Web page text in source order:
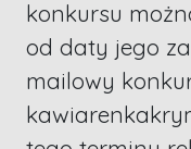
konkursu
od daty jego
mailowy